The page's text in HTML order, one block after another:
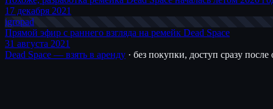
17 декабря 2021
igropad
Прямой эфир с раннего взгляда на ремейк Dead Space
31 августа 2021
Dead Space — взять в аренду · без покупки, доступ сразу